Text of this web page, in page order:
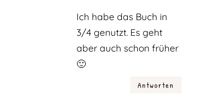
Ich habe das Buch in
3/4 genutzt. Es geht
aber auch schon früher
🙂
Antworten